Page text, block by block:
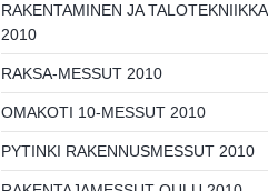
RAKENTAMINEN JA TALOTEKNIIKKA
2010
RAKSA-MESSUT 2010
OMAKOTI 10-MESSUT 2010
PYTINKI RAKENNUSMESSUT 2010